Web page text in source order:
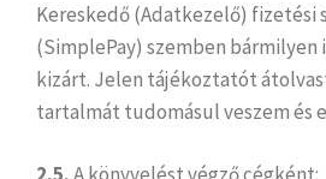
Kereskedő (Adatkezelő) fizetési
(SimplePay) szemben bármilyen
kizárt. Jelen tájékoztatót
tartalmát tudomásul veszem és